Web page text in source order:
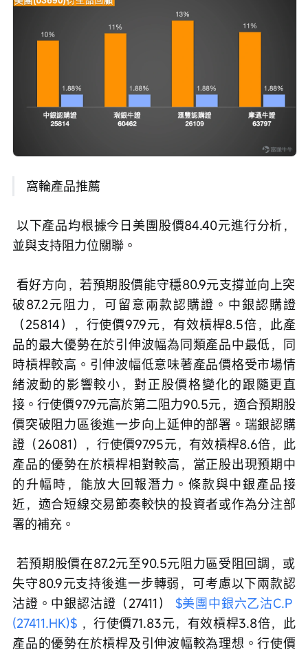
窩輪產品推薦
並與支持阻力位關聯。
破87.2元阻力，可留意兩款認購證。中銀認購證
（25814），行使價97.9元，有效槓桿8.5倍，此產
品的最大優勢在於引伸波幅為同類產品中最低，同
時槓桿較高。引伸波幅低意味著產品價格受市場情
緒波動的影響較小，對正股價格變化的跟隨更直
接。行使價97.9元高於第二阻力90.5元，適合預期股
價突破阻力區後進一步向上延伸的部署。瑞銀認購
證（26081），行使價97.95元，有效槓桿8.6倍，此
產品的優勢在於槓桿相對較高，當正股出現預期中
的升幅時，能放大回報潛力。條款與中銀產品接
近，適合短線交易節奏較快的投資者或作為分注部
署的補充。
失守80.9元支持後進一步轉弱，可考慮以下兩款認
沽證。中銀認沽證（27411） $美團中銀六乙沽C.P
(27411.HK)$ ，行使價71.83元，有效槓桿3.8倍，此
產品的優勢在於槓桿及引伸波幅較為理想。行使價